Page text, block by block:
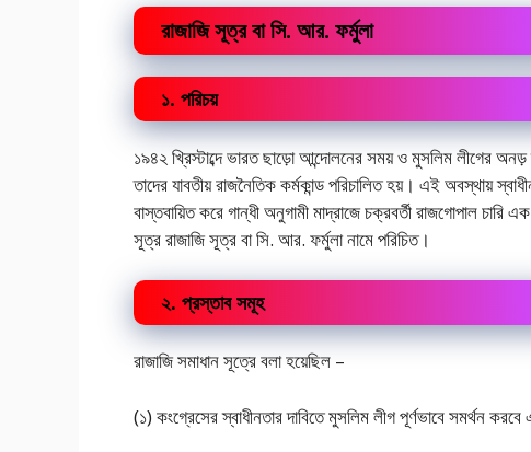
রাজাজি সূত্র বা সি. আর. ফর্মুলা
১. পরিচয়
১৯৪২ খ্রিস্টাব্দে ভারত ছাড়ো আন্দোলনের সময় ও মুসলিম লীগের অনড়
তাদের যাবতীয় রাজনৈতিক কর্মকান্ড পরিচালিত হয়। এই অবস্থায়
বাস্তবায়িত করে গান্ধী অনুগামী মাদ্রাজে চক্রবর্তী রাজগোপাল চারি
সূত্র রাজাজি সূত্র বা সি. আর. ফর্মুলা নামে পরিচিত।
২. প্রস্তাব সমূহ
রাজাজি সমাধান সূত্রে বলা হয়েছিল –
(১) কংগ্রেসের স্বাধীনতার দাবিতে মুসলিম লীগ পূর্ণভাবে সমর্থন